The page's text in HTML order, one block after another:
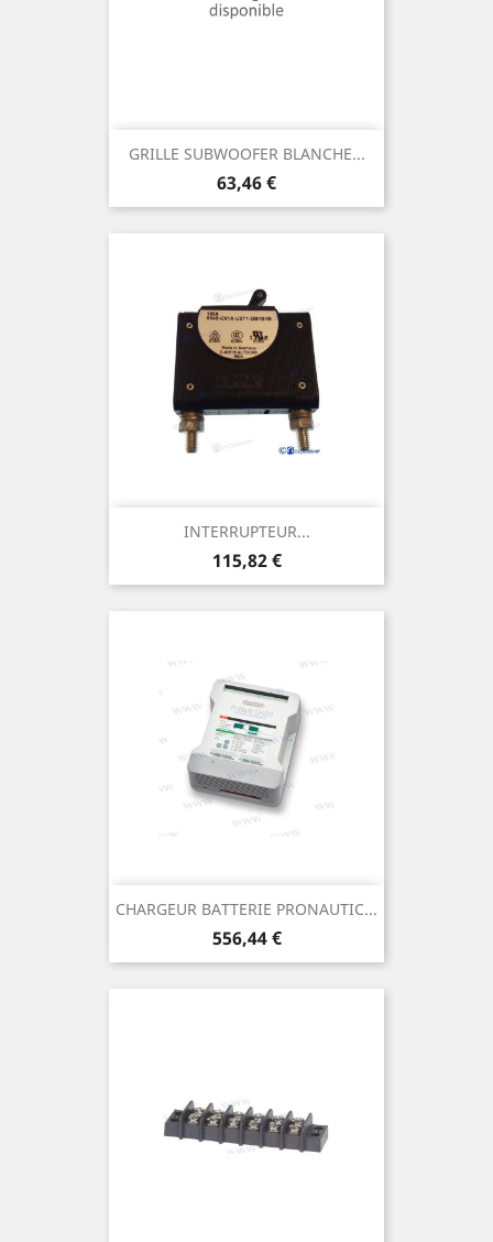
GRILLE SUBWOOFER BLANCHE...
Prix
63,46 €
INTERRUPTEUR...
Prix
115,82 €
CHARGEUR BATTERIE PRONAUTIC...
Prix
556,44 €